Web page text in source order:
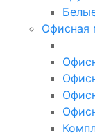
Офисная